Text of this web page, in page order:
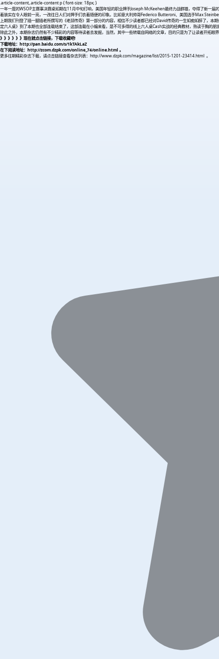
.article-content,.article-content p { font-size: 18px; }
一年一度的WSOP主赛事决赛桌如期在11月中旬打响，美国年轻的职业牌手Joseph McKeehen最终力战群雄，夺得了新一
着装实在令人眼前一亮，一改往日人们对牌手们衣着随便的印象。比如意大利帅哥Federico Butteroni、美国选手Max
上期我们刊登了插一腿插老所撰写的《老邱传奇》第一部分的内容，相信不少读者都已经对David传奇的一生如痴如醉了，
定六人桌》到了本期也全部连载结束了，这部连载在小编来看，是不可多得的线上六人桌Cash实战的经典教材，熟读于胸的朋
除此之外，本期杂志仍然有不少精彩的内容等待读者去发掘，当然，其中一些转载自网络的文章，目的只是为了让读者开拓
》》》》》》现在就点击链接，下载收藏吧!
下载地址：http://pan.baidu.com/s/1kTAkLaZ
在下阅读地址：http://zcom.dzpk.com/online_74/online.html 。
更多往期精彩杂志下载，请点击链接查看杂志列表：http://www.dzpk.com/magazine/list/2015-1201-23414.html 。